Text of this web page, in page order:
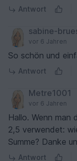
bisher
Antwort
sabine-
vor 6 Jahren
So schön und
Antwort
Metre1001
vor 6 Jahren
Hallo. Wenn man
2,5 verwendet:
Summe? Danke
Antwort